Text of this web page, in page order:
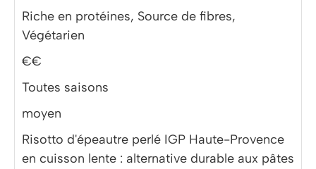
Riche en protéines, Source de fibres,
Végétarien
€€
Toutes saisons
moyen
Risotto d'épeautre perlé IGP Haute-Provence
en cuisson lente : alternative durable aux pâtes